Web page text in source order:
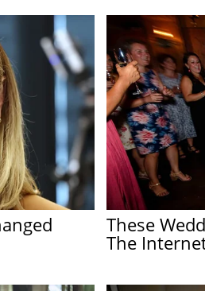
These
The